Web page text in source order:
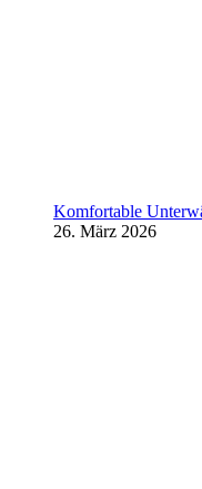
Komfortable
26. März 2026